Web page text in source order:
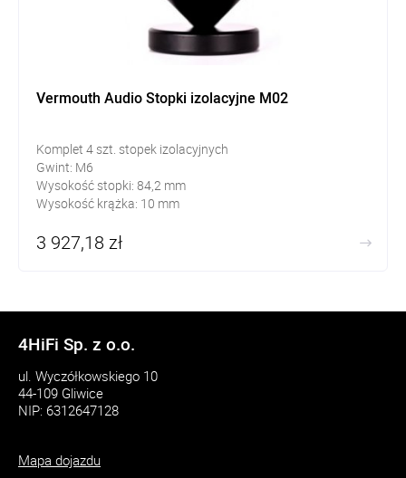
Vermouth Audio Stopki izolacyjne M02
Komplet 4 szt. stopek izolacyjnych
Gwint: M6
Wysokość stopki: 84,2 mm
Wysokość krążka: 10 mm
3 927,18 zł
4HiFi Sp. z o.o.
ul. Wyczółkowskiego 10
44-109 Gliwice
NIP: 6312647128
Mapa dojazdu